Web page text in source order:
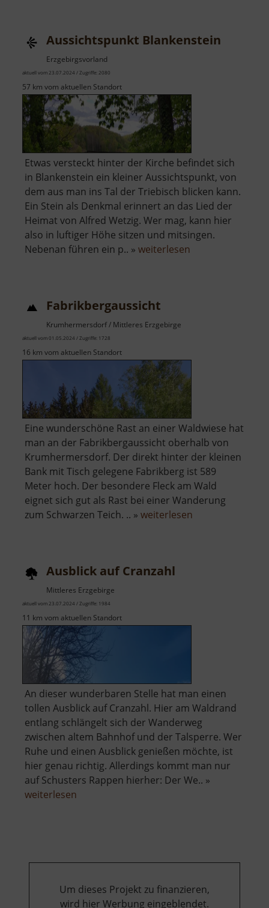
Aussichtspunkt Blankenstein
Erzgebirgsvorland
aktuell vom 23.07.2024 / Zugriffe: 2080
57 km vom aktuellen Standort
Etwas versteckt hinter der Kirche befindet sich
in Blankenstein ein kleiner Aussichtspunkt, von
dem aus man ins Tal der Triebisch blicken kann.
Ein Stein als Denkmal erinnert an das Lied der
Heimat von Alfred Wetzig. Wer mag, kann hier
also in luftiger Höhe sitzen und mitsingen.
Nebenan führen ein p.. » weiterlesen
Fabrikbergaussicht
Krumhermersdorf / Mittleres Erzgebirge
aktuell vom 01.05.2024 / Zugriffe: 1728
16 km vom aktuellen Standort
Eine wunderschöne Rast an einer Waldwiese hat
man an der Fabrikbergaussicht oberhalb von
Krumhermersdorf. Der direkt hinter der kleinen
Bank mit Tisch gelegene Fabrikberg ist 589
Meter hoch. Der besondere Fleck am Wald
eignet sich gut als Rast bei einer Wanderung
zum Schwarzen Teich. .. » weiterlesen
Ausblick auf Cranzahl
Mittleres Erzgebirge
aktuell vom 23.07.2024 / Zugriffe: 1984
11 km vom aktuellen Standort
An dieser wunderbaren Stelle hat man einen
tollen Ausblick auf Cranzahl. Hier am Waldrand
entlang schlängelt sich der Wanderweg
zwischen altem Bahnhof und der Talsperre. Wer
Ruhe und einen Ausblick genießen möchte, ist
hier genau richtig. Allerdings kommt man nur
auf Schusters Rappen hierher: Der We.. »
weiterlesen
Um dieses Projekt zu finanzieren,
wird hier Werbung eingeblendet.